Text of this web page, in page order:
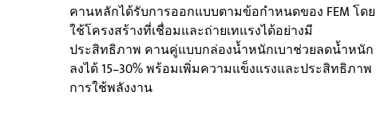
คานหลักได้รับการออกแบบตามข้อกำหนดของ FEM โดย
ใช้โครงสร้างที่เชื่อมและถ่ายเทแรงได้อย่างมี
ประสิทธิภาพ คานคู่แบบกล่องน้ำหนักเบาช่วยลดน้ำหนัก
ลงได้ 15–30% พร้อมเพิ่มความแข็งแรงและประสิทธิภาพ
การใช้พลังงาน